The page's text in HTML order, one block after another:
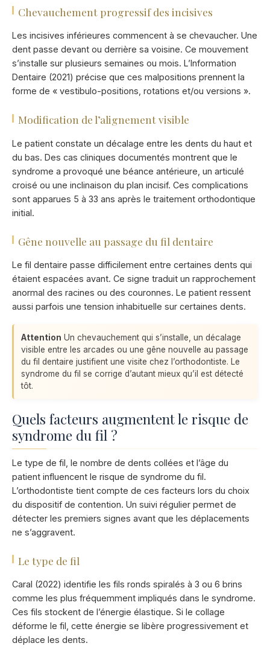
Chevauchement progressif des incisives
Les incisives inférieures commencent à se chevaucher. Une
dent passe devant ou derrière sa voisine. Ce mouvement
s’installe sur plusieurs semaines ou mois. L’Information
Dentaire (2021) précise que ces malpositions prennent la
forme de « vestibulo-positions, rotations et/ou versions ».
Modification de l’alignement visible
Le patient constate un décalage entre les dents du haut et
du bas. Des cas cliniques documentés montrent que le
syndrome a provoqué une béance antérieure, un articulé
croisé ou une inclinaison du plan incisif. Ces complications
sont apparues 5 à 33 ans après le traitement orthodontique
initial.
Gêne nouvelle au passage du fil dentaire
Le fil dentaire passe difficilement entre certaines dents qui
étaient espacées avant. Ce signe traduit un rapprochement
anormal des racines ou des couronnes. Le patient ressent
aussi parfois une tension inhabituelle sur certaines dents.
Attention Un chevauchement qui s’installe, un décalage
visible entre les arcades ou une gêne nouvelle au passage
du fil dentaire justifient une visite chez l’orthodontiste. Le
syndrome du fil se corrige d’autant mieux qu’il est détecté
tôt.
Quels facteurs augmentent le risque de
syndrome du fil ?
Le type de fil, le nombre de dents collées et l’âge du
patient influencent le risque de syndrome du fil.
L’orthodontiste tient compte de ces facteurs lors du choix
du dispositif de contention. Un suivi régulier permet de
détecter les premiers signes avant que les déplacements
ne s’aggravent.
Le type de fil
Caral (2022) identifie les fils ronds spiralés à 3 ou 6 brins
comme les plus fréquemment impliqués dans le syndrome.
Ces fils stockent de l’énergie élastique. Si le collage
déforme le fil, cette énergie se libère progressivement et
déplace les dents.